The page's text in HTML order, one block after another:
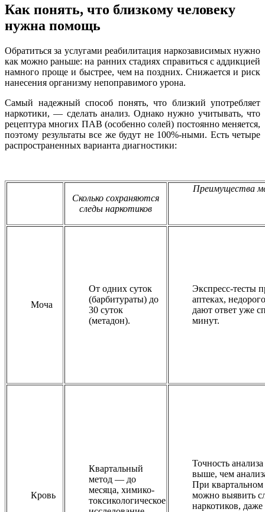
Как понять, что близкому человеку
нужна помощь
Обратиться за услугами реабилитация наркозависимых нужно
как можно раньше: на ранних стадиях справиться с аддикцией
намного проще и быстрее, чем на поздних. Снижается и риск
нанесения организму непоправимого урона.
Самый надежный способ понять, что близкий употребляет
наркотики, — сделать анализ. Однако нужно учитывать, что
рецептура многих ПАВ (особенно солей) постоянно меняется,
поэтому результаты все же будут не 100%-ными. Есть четыре
распространенных варианта диагностики:
Сколько сохраняются
следы наркотиков
Преимущества
Моча
От одних суток
(барбитураты) до
30 суток
(метадон).
Экспресс-тесты
аптеках,
дают ответ уже
минут.
Кровь
Квартальный
метод — до
месяца, химико-
токсикологическое
Точность
выше, чем
При квартальном
можно выявить
наркотиков, даже